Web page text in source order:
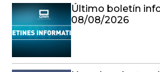
Último boletín
08/08/2026